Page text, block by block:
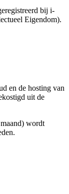
bij i-
Eigendom).
en de hosting van
uit de
wordt